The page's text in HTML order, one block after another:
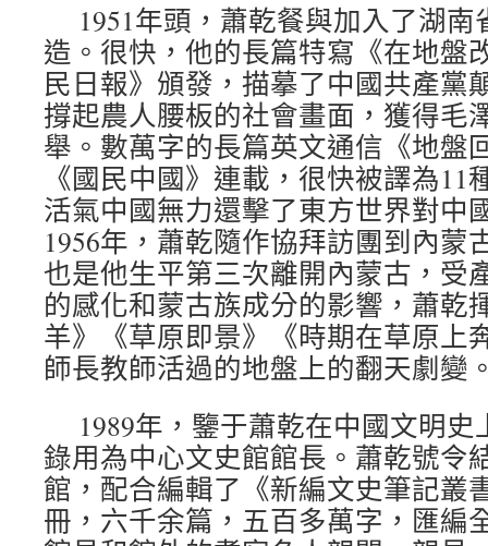
1951年頭，蕭乾餐與加入了湖
造。很快，他的長篇特寫《在地盤
民日報》頒發，描摹了中國共產黨
撐起農人腰板的社會畫面，獲得毛
舉。數萬字的長篇英文通信《地盤
《國民中國》連載，很快被譯為11
活氣中國無力還擊了東方世界對中
1956年，蕭乾隨作協拜訪團到內蒙
也是他生平第三次離開內蒙古，受
的感化和蒙古族成分的影響，蕭乾
羊》《草原即景》《時期在草原上
師長教師活過的地盤上的翻天劇變
1989年，鑒于蕭乾在中國文明
錄用為中心文史館館長。蕭乾號令
館，配合編輯了《新編文史筆記叢
冊，六千余篇，五百多萬字，匯編